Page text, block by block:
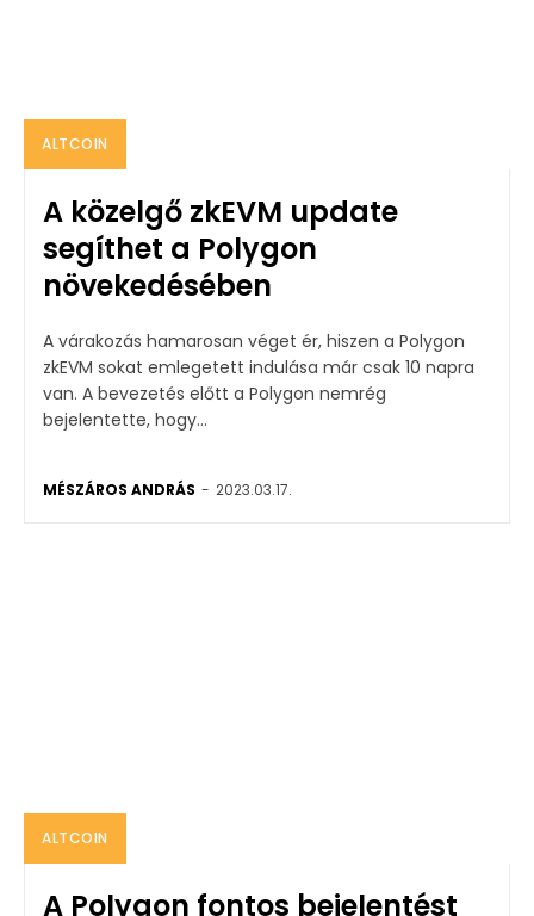
ALTCOIN
A közelgő zkEVM update
segíthet a Polygon
növekedésében
A várakozás hamarosan véget ér, hiszen a Polygon
zkEVM sokat emlegetett indulása már csak 10 napra
van. A bevezetés előtt a Polygon nemrég
bejelentette, hogy...
MÉSZÁROS ANDRÁS - 2023.03.17.
ALTCOIN
A Polygon fontos bejelentést